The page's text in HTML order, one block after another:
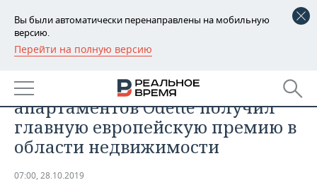
Вы были автоматически перенаправлены на мобильную
версию.
Перейти на полную версию
РЕГИОНЫ
БАШКОРТОСТАН
ТАТАРСТАН
УДМУРТИЯ
НОВОСТИ
АНАЛИТИКА
НОВОСТИ АНАЛИТИКИ
ДЕКЛАРАЦИИ О ДОХОДАХ
ЭКОНОМИКА
НОВОСТИ ЭКОНОМИКИ
ПРОМЫШЛЕННОСТЬ
Проект комплекса
апартаментов Odette получил
главную европейскую премию в
области недвижимости
07:00, 28.10.2019